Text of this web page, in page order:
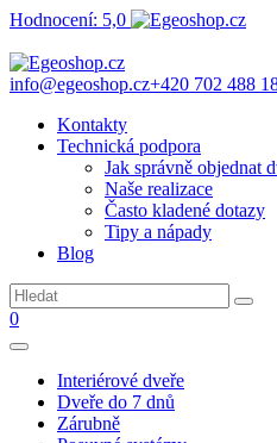
Hodnocení: 5,0
info@egeoshop.cz+420 702 488
Kontakty
Technická podpora
Jak správně objednat
Naše realizace
Často kladené dotazy
Tipy a nápady
Blog
0
Interiérové dveře
Dveře do 7 dnů
Zárubně